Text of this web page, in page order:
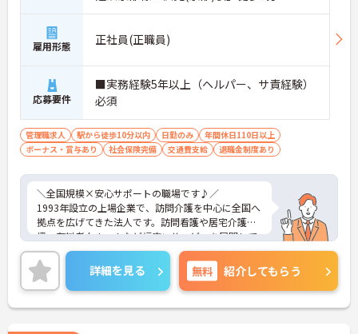
雇用形態 正社員(正職員)
応募要件
■実務経験5年以上（ヘルパー、サ責経験）
必須
管理職求人 駅から徒歩10分以内 日勤のみ
年間休日110日以上
ボーナス・賞与あり
社会保険完備 交通費支給 退職金制度あり
＼全国規模×安心サポートの職場です♪／
1993年設立の上場企業で、訪問介護を中心に全国へ
拠点を広げてきた法人です。訪問看護や居宅介護支
援、有料老人ホームなど幅広いサービスを展開して
おり、在宅から施設まで一体的に支えられる環境に
なっています。本部と現場の連携も強く、困りごと
を一人で抱えない仕組みを大切にしている点が魅
力。地域ごとの特性に合わせた運営ができるため、
「自分らしい介護」を実現しやすい環境ですよ♪
詳細を見る 無料 紹介してもらう